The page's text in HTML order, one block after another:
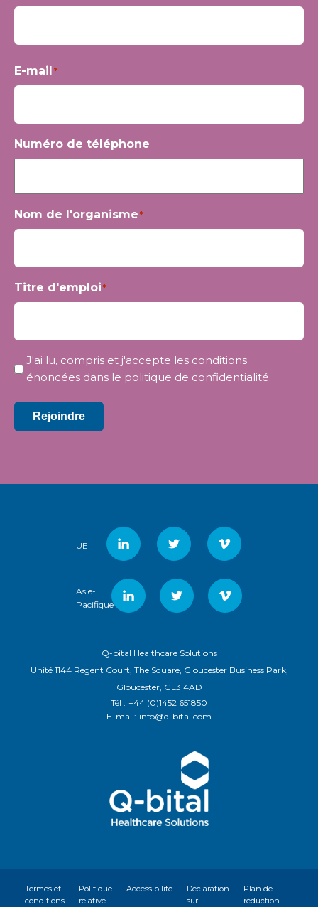
E-mail *
Numéro de téléphone
Nom de l'organisme*
Titre d'emploi*
Confidentialité *
J'ai lu, compris et j'accepte les conditions
énoncées dans le politique de confidentialité.
Rejoindre
UE
Asie-
Pacifique
Q-bital Healthcare Solutions
Unité 1144 Regent Court, The Square, Gloucester Business Park,
Gloucester, GL3 4AD
Tél : +44 (0)1452 651850
E-mail: info@q-bital.com
Termes et
conditions
Politique
relative
Accessibilité
Déclaration
sur
Plan de
réduction